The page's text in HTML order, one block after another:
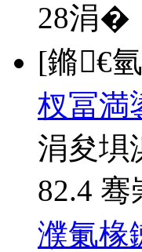
28涓�
[鏅€
杈冨
涓夋埧
82.4 骞
濮氭